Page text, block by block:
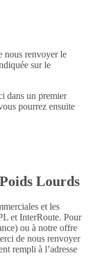
nous renvoyer le
sur le
dans un premier
pourrez ensuite
Lourds
et les
et InterRoute. Pour
ou à notre offre
de nous renvoyer
rempli à l’adresse